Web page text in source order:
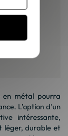
"Terrasse"
en métal pourra
L’option d'un
intéressante,
léger, durable et